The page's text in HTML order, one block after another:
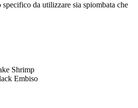
specifico da utilizzare sia spiombata che